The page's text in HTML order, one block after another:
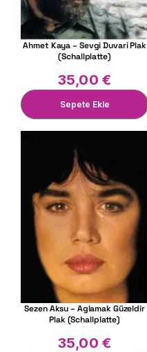
Ahmet Kaya – Sevgi Duvari Plak
(Schallplatte)
35,00€
Sepete Ekle
Sezen Aksu – Aglamak Güzeldir
Plak (Schallplatte)
35,00€